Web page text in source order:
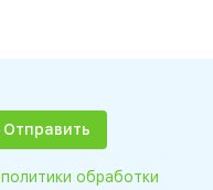
политики обработки